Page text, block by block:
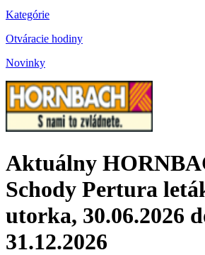
Kategórie
Otváracie hodiny
Novinky
Aktuálny
Schody Pertura
utorka, 30.06.2026
31.12.2026